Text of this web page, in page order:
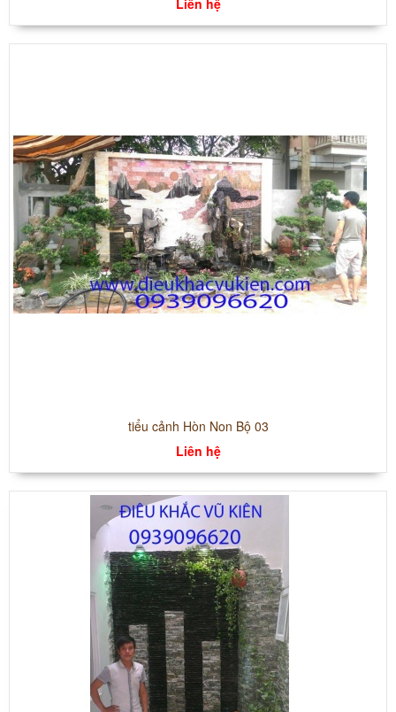
tiểu cảnh Hòn Non Bộ 03
Liên hệ